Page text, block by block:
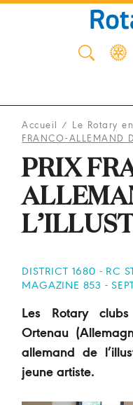
Accueil / Le Rotary
FRANCO-ALLEMAND
PRIX
DISTRICT 1680 - RC
MAGAZINE 853 -
Les Rotary
Ortenau
allemand de
jeune artiste.
Panneau de gestion